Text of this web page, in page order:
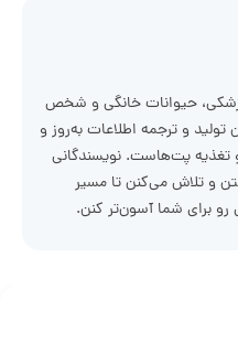
حیوانات خانگی و شخص
و ترجمه اطلاعات به‌روز و
تغذیه پت‌هاست. نویسندگانی
و تلاش می‌کنن تا مسیر
رو برای شما آسون‌تر کنن.